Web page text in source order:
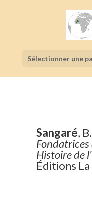
Sélectionner une
Sangaré,
Fondatrices
Histoire de
Éditions